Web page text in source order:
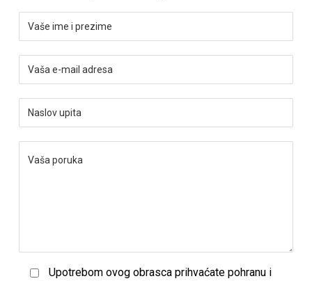
Upotrebom ovog obrasca prihvaćate pohranu i